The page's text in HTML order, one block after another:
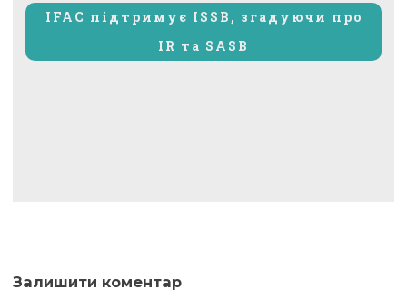
IFAC підтримує ISSB, згадуючи про
IR та SASB
Залишити коментар